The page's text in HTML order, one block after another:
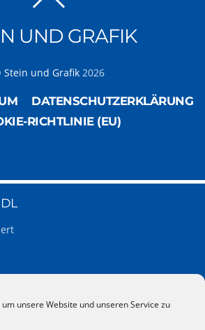
unsere Website und unseren Service zu
UND GRAFIK
Stein und Grafik 2026
DATENSCHUTZERKLÄRUNG
RICHTLINIE (EU)